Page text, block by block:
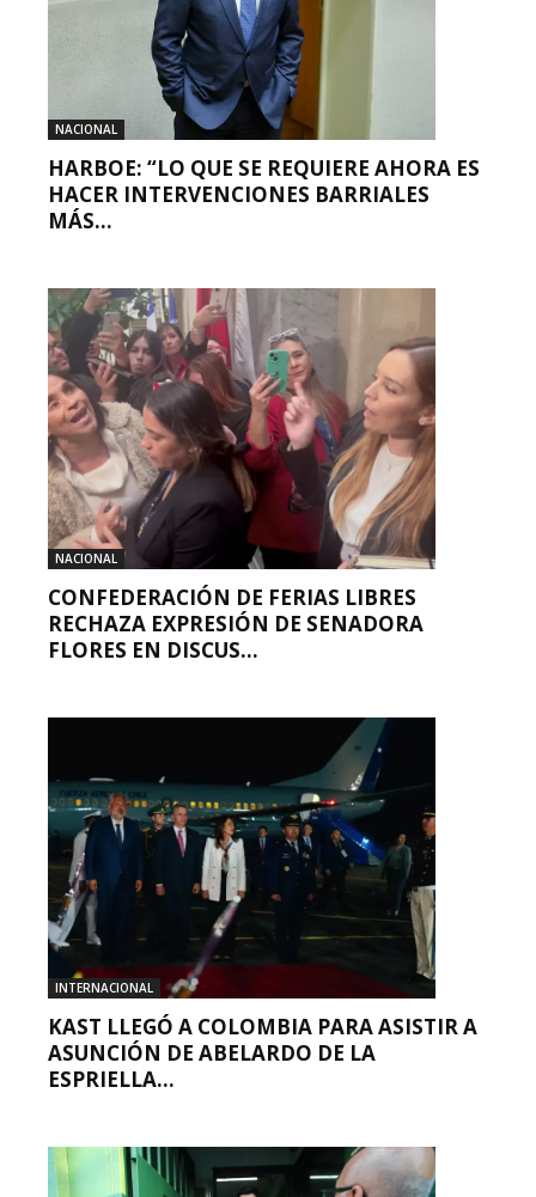
NACIONAL
HARBOE: “LO QUE SE REQUIERE AHORA ES
HACER INTERVENCIONES BARRIALES
MÁS...
NACIONAL
CONFEDERACIÓN DE FERIAS LIBRES
RECHAZA EXPRESIÓN DE SENADORA
FLORES EN DISCUS...
INTERNACIONAL
KAST LLEGÓ A COLOMBIA PARA ASISTIR A
ASUNCIÓN DE ABELARDO DE LA
ESPRIELLA...